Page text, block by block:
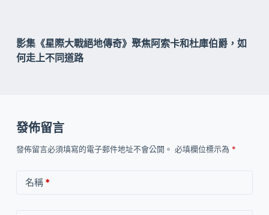
影集《星際大戰絕地傳奇》聚焦阿索卡和杜庫伯爵，如
何走上不同道路
發佈留言
發佈留言必須填寫的電子郵件地址不會公開。 必填欄位標示為 *
名稱*